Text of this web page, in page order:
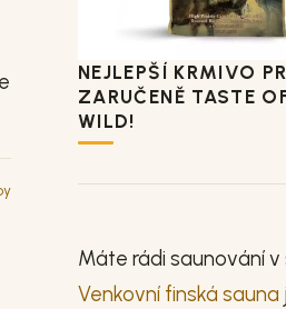
NEJLEPŠÍ KRMIVO
ZARUČENĚ TASTE
WILD!
Máte rádi saunování v
Venkovní finská sauna